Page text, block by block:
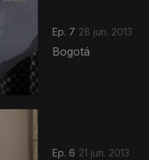
Ep. 7 28 jun. 2013
Bogotá
Ep. 6 21 jun. 2013